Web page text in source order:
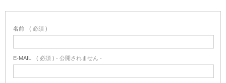
名前 ( 必須 )
E-MAIL ( 必須 ) - 公開されません -